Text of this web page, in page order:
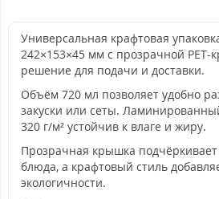
Универсальная крафтовая
242×153×45 мм с прозрачной
решение для подачи и доставки.
Объём 720 мл позволяет удобно
закуски или сеты.
320 г/м² устойчив к влаге и жиру.
Прозрачная крышка подчёркивает
блюда, а крафтовый стиль
экологичности.